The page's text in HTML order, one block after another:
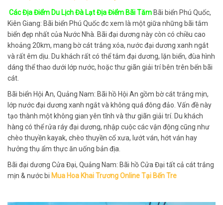
Các Địa Điểm Du Lịch Đà Lạt Địa Điểm Bãi Tăm Bãi biển Phú Quốc,
Kiên Giang: Bãi biển Phú Quốc đc xem là một giữa những bãi tắm
biển đẹp nhất của Nước Nhà. Bãi đại dương này còn có chiều cao
khoảng 20km, mang bờ cát trắng xóa, nước đại dương xanh ngắt
và rất êm dịu. Du khách rất có thể tắm đại dương, lặn biển, đùa hình
dáng thể thao dưới lớp nước, hoặc thư giãn giải trí bên trên bến bãi
cát.
Bãi biển Hội An, Quảng Nam: Bãi hồ Hội An gồm bờ cát trắng mịn,
lớp nước đại dương xanh ngắt và không quá đông đảo. Vấn đề này
tạo thành một không gian yên tĩnh và thư giãn giải trí. Du khách
hàng có thể rửa ráy đại dương, nhập cuộc các vận động cũng như
chèo thuyền kayak, chèo thuyền cổ xưa, lướt ván, hớt ván hay
hưởng thụ ẩm thực ăn uống bản địa.
Bãi đại dương Cửa Đại, Quảng Nam: Bãi hồ Cửa Đại tất cả cát trắng
mịn & nước bi Mua Hoa Khai Trương Online Tại Bến Tre